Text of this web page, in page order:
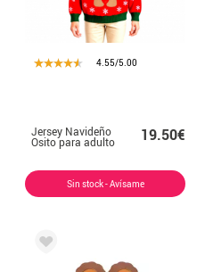
4.55/5.00
Jersey Navideño
Osito para adulto 19.50€
Sin stock - Avísame